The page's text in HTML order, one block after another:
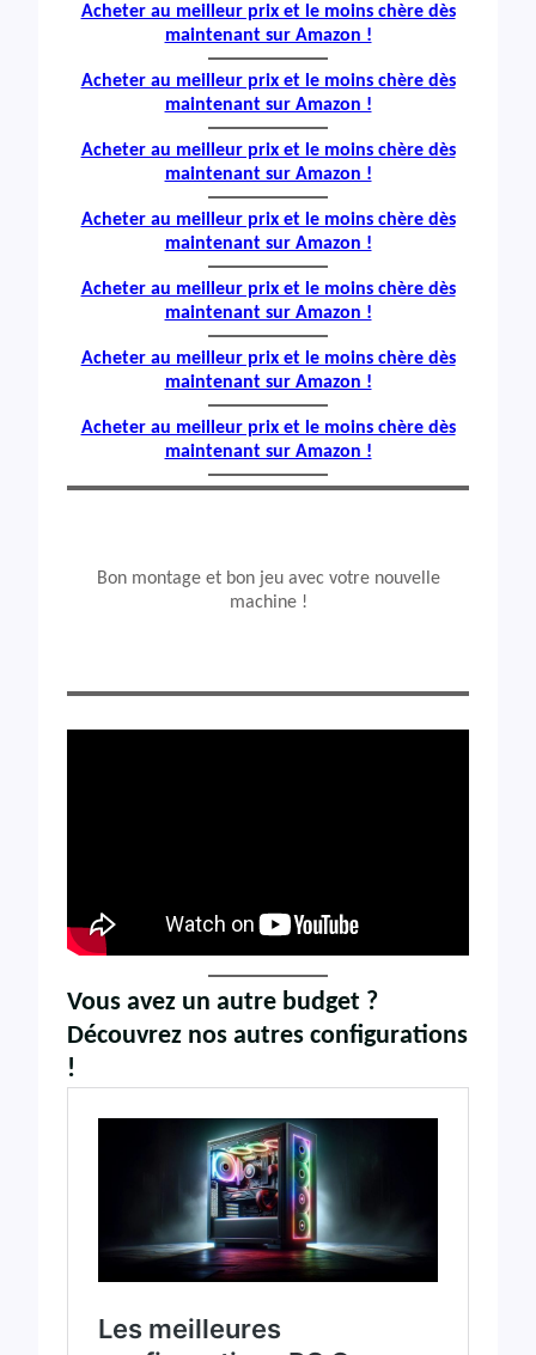
Acheter au meilleur prix et le moins chère dès
maintenant sur Amazon !
Acheter au meilleur prix et le moins chère dès
maintenant sur Amazon !
Acheter au meilleur prix et le moins chère dès
maintenant sur Amazon !
Acheter au meilleur prix et le moins chère dès
maintenant sur Amazon !
Acheter au meilleur prix et le moins chère dès
maintenant sur Amazon !
Acheter au meilleur prix et le moins chère dès
maintenant sur Amazon !
Acheter au meilleur prix et le moins chère dès
maintenant sur Amazon !
Bon montage et bon jeu avec votre nouvelle
machine !
Vous avez un autre budget ?
Découvrez nos autres configurations
!